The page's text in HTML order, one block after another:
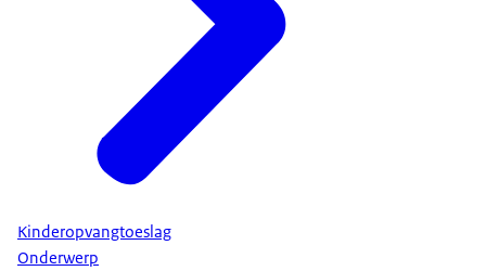
Kinderopvangtoeslag
Onderwerp